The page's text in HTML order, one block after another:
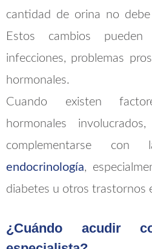
cantidad de orina no
Estos cambios
infecciones, problemas
hormonales.
Cuando existen
hormonales
complementarse
endocrinología,
diabetes u otros trastornos
¿Cuándo acudir